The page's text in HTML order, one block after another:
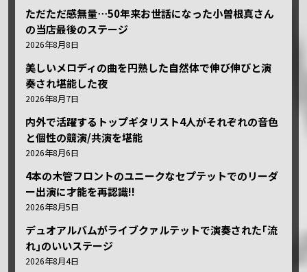
ただただ感無量⋯50年来お世話になった小曽根真さん
の当店最後のステージ
2026年8月8日
美しいメロディの曲を円熟した自然体で伸び伸びと演
奏され堪能した夜
2026年8月7日
内外で活躍するトップギタリスト4人がそれぞれの音色
と個性の競演/共演を堪能
2026年8月6日
4本の木管フロントのユニークなセプテットでのリーダ
ー出演に才能を再認識!!
2026年8月5日
デュオアルバムがライブクァルテットで演奏された｢流
れ｣のいいステージ
2026年8月4日